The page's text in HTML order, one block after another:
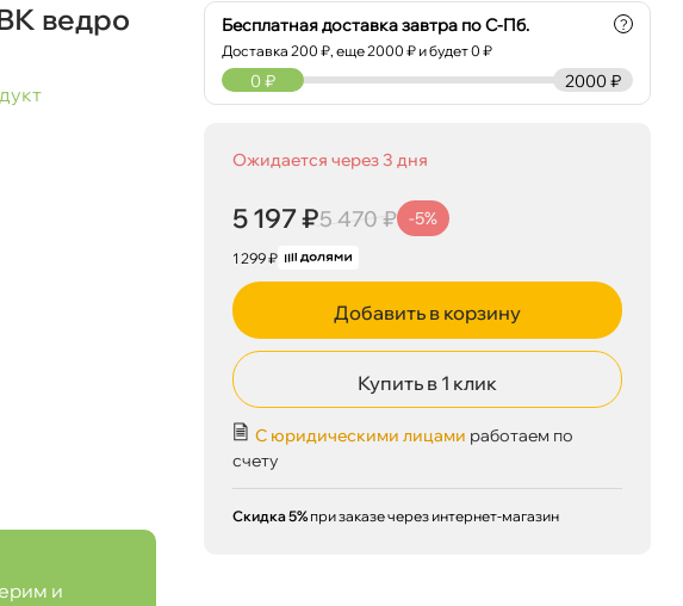
ведро
и
Бесплатная доставка завтра по С-Пб.
Доставка200 ₽, еще2000 ₽ и будет 0 ₽
?
2000 ₽
0 ₽
Ожидается через 3 дня
5 197 ₽5 470 ₽ -5%
1 299 ₽
Добавить в корзину
Купить в 1 клик
С юридическими лицами работаем по
счету
Скидка 5% при заказе через интернет-магазин
5 197 ₽5 470 ₽ корзину